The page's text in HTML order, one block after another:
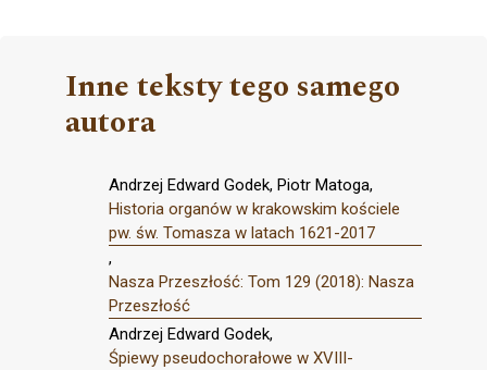
Inne teksty tego samego
autora
Andrzej Edward Godek, Piotr Matoga,
Historia organów w krakowskim kościele
pw. św. Tomasza w latach 1621-2017
,
Nasza Przeszłość: Tom 129 (2018): Nasza
Przeszłość
Andrzej Edward Godek,
Śpiewy pseudochorałowe w XVIII-